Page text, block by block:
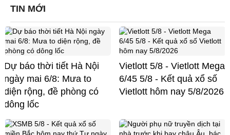
TIN MỚI
Dự báo thời tiết Hà Nội
ngày mai 6/8: Mưa to
diện rộng, đề phòng có
dông lốc
Vietlott 5/8 - Vietlott Mega
6/45 5/8 - Kết quả xổ số
Vietlott hôm nay 5/8/2026